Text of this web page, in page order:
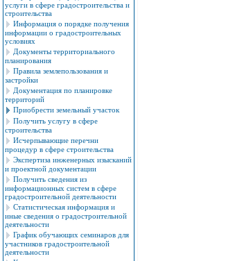
услуги в сфере градостроительства и
строительства
Информация о порядке получения
информации о градостроительных
условиях
Документы территориального
планирования
Правила землепользования и
застройки
Документация по планировке
территорий
Приобрести земельный участок
Получить услугу в сфере
строительства
Исчерпывающие перечни
процедур в сфере строительства
Экспертиза инженерных изысканий
и проектной документации
Получить сведения из
информационных систем в сфере
градостроительной деятельности
Cтатистическая информация и
иные сведения о градостроительной
деятельности
График обучающих семинаров для
участников градостроительной
деятельности